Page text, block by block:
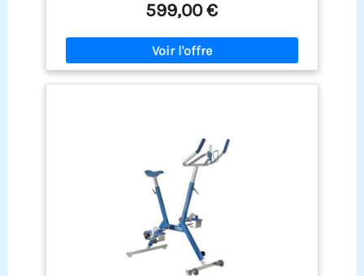
Polyvalence d'usage et montage pratique: Cet
privées résidentielles, piscines d'hôtel, centres
de fitness que cabinets de kinésithérapie. Livré
sous forme de kit complet avec toutes les pièces
de montage, il dispose d'un design structuré
599,00 €